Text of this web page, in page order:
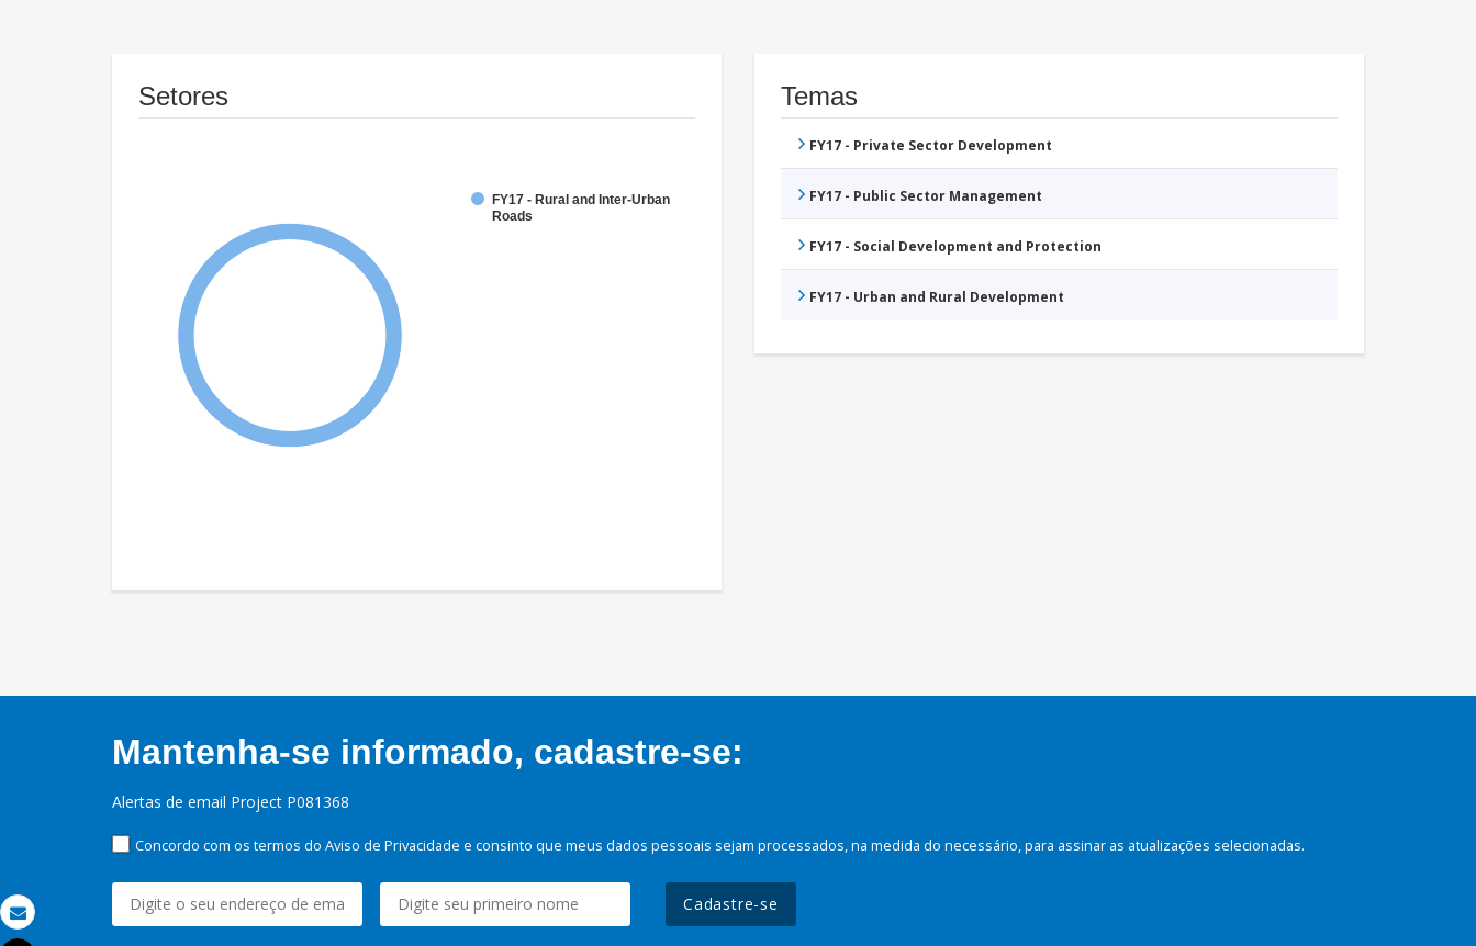
Email
Setores
FY17 - Rural and Inter-Urban
Roads
Temas
FY17 - Private Sector Development
FY17 - Public Sector Management
FY17 - Social Development and Protection
FY17 - Urban and Rural Development
Mantenha-se informado, cadastre-se:
Alertas de email Project P081368
Concordo com os termos do Aviso de Privacidade e consinto que meus dados pessoais sejam processados, na medida do necessário, para assinar as atualizações selecionadas.
Cadastre-se